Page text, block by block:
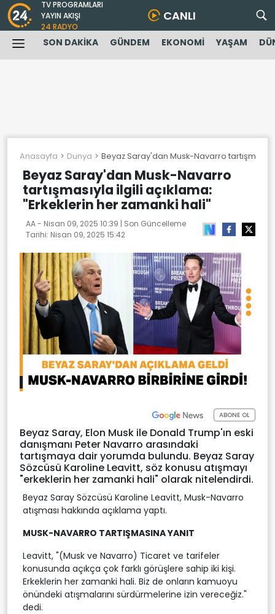
TV PROGRAMLARI
YAYIN AKIŞI
24 RADYO
CANLI
SON DAKİKA GÜNDEM EKONOMİ YAŞAM
Anasayfa Dunya Beyaz Saray'dan Musk-Navarro
Beyaz Saray'dan Musk-Navarro
tartışmasıyla ilgili açıklama:
"Erkeklerin her zamanki hali"
AA - Nisan 09, 2025 10:39 | Son Güncelleme
Tarihi: Nisan 09, 2025 15:42
ABONE OL
Beyaz Saray, Elon Musk ile Donald Trump'ın eski
danışmanı Peter Navarro arasındaki
tartışmaya dair yorumda bulundu. Beyaz Saray
Sözcüsü Karoline Leavitt, söz konusu atışmayı
"erkeklerin her zamanki hali" olarak nitelendirdi.
Beyaz Saray Sözcüsü Karoline Leavitt, Musk-Navarro
atışması hakkında açıklama yaptı.
MUSK-NAVARRO TARTIŞMASINA YANIT
Leavitt, "(Musk ve Navarro) Ticaret ve tarifeler
konusunda açıkça çok farklı görüşlere sahip iki kişi.
Erkeklerin her zamanki hali. Biz de onların kamuoyu
önündeki atışmalarını sürdürmelerine izin vereceğiz."
dedi.